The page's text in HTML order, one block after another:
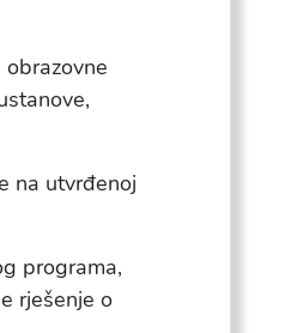
na utvrđenoj
programa,
rješenje o